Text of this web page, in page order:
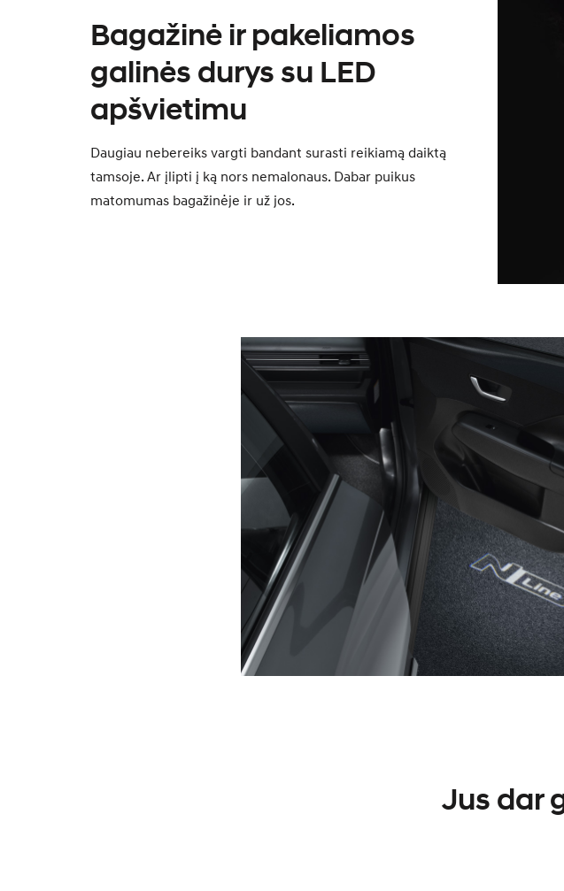
Bagažinė ir pakeliamos
galinės durys su LED
apšvietimu
Daugiau nebereiks vargti bandant surasti reikiamą daiktą
tamsoje. Ar įlipti į ką nors nemalonaus. Dabar puikus
matomumas bagažinėje ir už jos.
Jus dar